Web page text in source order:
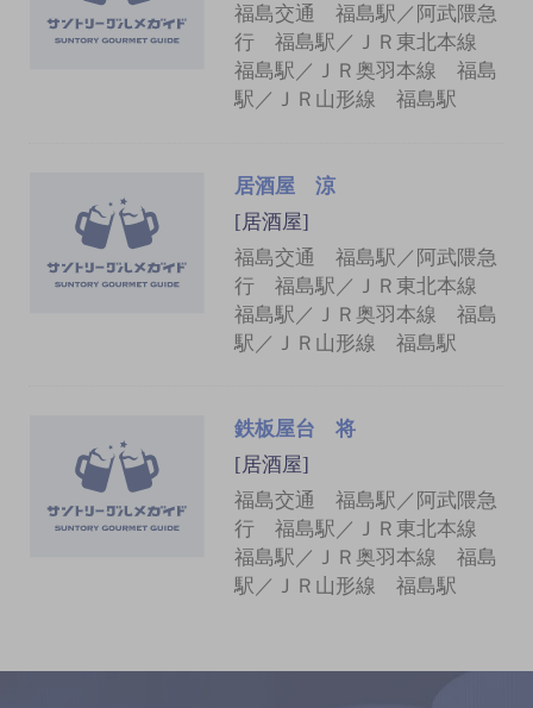
福島交通 福島駅／阿武隈急
行 福島駅／ＪＲ東北本線
福島駅／ＪＲ奥羽本線 福島
駅／ＪＲ山形線 福島駅
居酒屋 涼
[居酒屋]
福島交通 福島駅／阿武隈急
行 福島駅／ＪＲ東北本線
福島駅／ＪＲ奥羽本線 福島
駅／ＪＲ山形線 福島駅
鉄板屋台 将
[居酒屋]
福島交通 福島駅／阿武隈急
行 福島駅／ＪＲ東北本線
福島駅／ＪＲ奥羽本線 福島
駅／ＪＲ山形線 福島駅